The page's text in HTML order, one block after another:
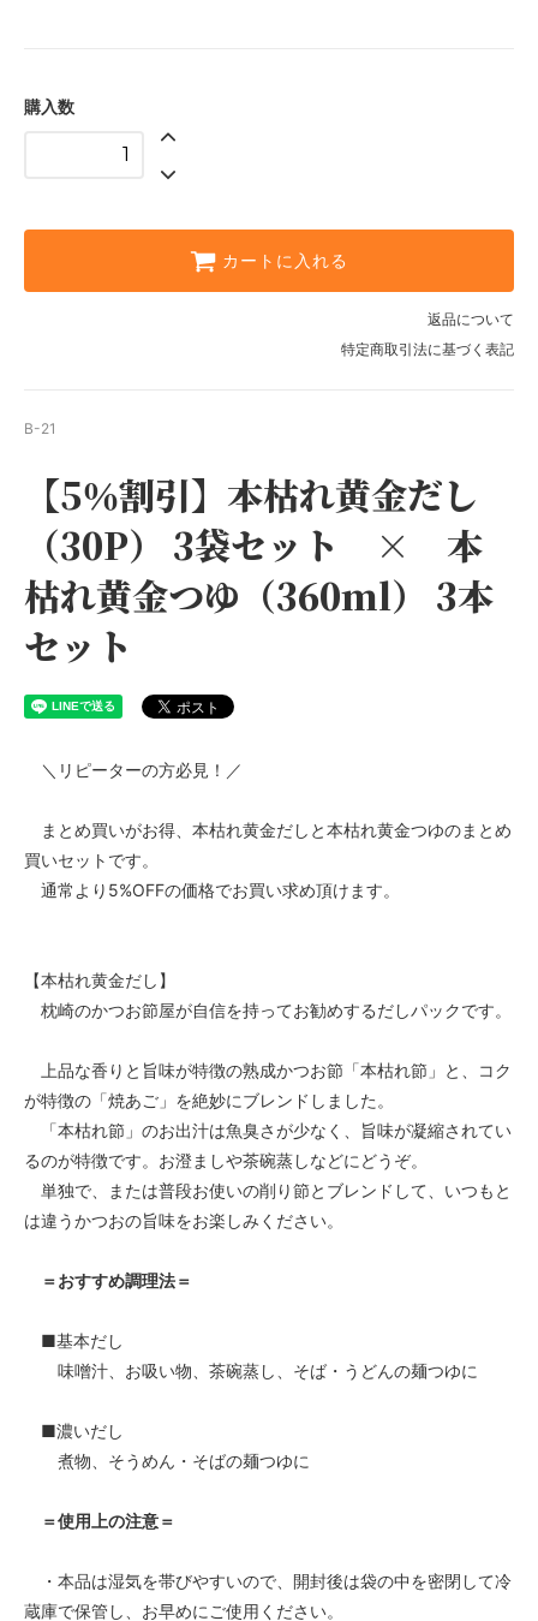
購入数
カートに入れる
返品について
特定商取引法に基づく表記
B-21
【5％割引】本枯れ黄金だし
（30P） 3袋セット × 本
枯れ黄金つゆ（360ml） 3本
セット
＼リピーターの方必見！／
まとめ買いがお得、本枯れ黄金だしと本枯れ黄金つゆのまとめ
買いセットです。
通常より5%OFFの価格でお買い求め頂けます。
【本枯れ黄金だし】
枕崎のかつお節屋が自信を持ってお勧めするだしパックです。
上品な香りと旨味が特徴の熟成かつお節「本枯れ節」と、コク
が特徴の「焼あご」を絶妙にブレンドしました。
「本枯れ節」のお出汁は魚臭さが少なく、旨味が凝縮されてい
るのが特徴です。お澄ましや茶碗蒸しなどにどうぞ。
単独で、または普段お使いの削り節とブレンドして、いつもと
は違うかつおの旨味をお楽しみください。
＝おすすめ調理法＝
■基本だし
味噌汁、お吸い物、茶碗蒸し、そば・うどんの麺つゆに
■濃いだし
煮物、そうめん・そばの麺つゆに
＝使用上の注意＝
・本品は湿気を帯びやすいので、開封後は袋の中を密閉して冷
蔵庫で保管し、お早めにご使用ください。